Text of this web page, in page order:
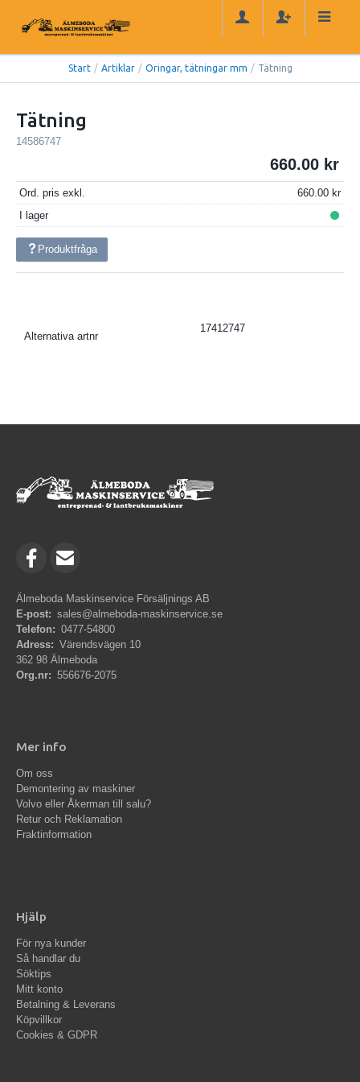
Start / Artiklar / Oringar, tätningar mm / Tätning
Tätning
14586747
660.00
Ord. pris exkl.
660.00
I lager
Produktfråga
Alternativa artnr
17412747
Älmeboda Maskinservice Försäljnings AB
E-post: sales@almeboda-maskinservice.se
Telefon: 0477-54800
Adress: Värendsvägen 10
362 98 Älmeboda
Org.nr: 556676-2075
Mer info
Om oss
Demontering av maskiner
Volvo eller Åkerman till salu?
Retur och Reklamation
Fraktinformation
Hjälp
För nya kunder
Så handlar du
Söktips
Mitt konto
Betalning & Leverans
Köpvillkor
Cookies & GDPR